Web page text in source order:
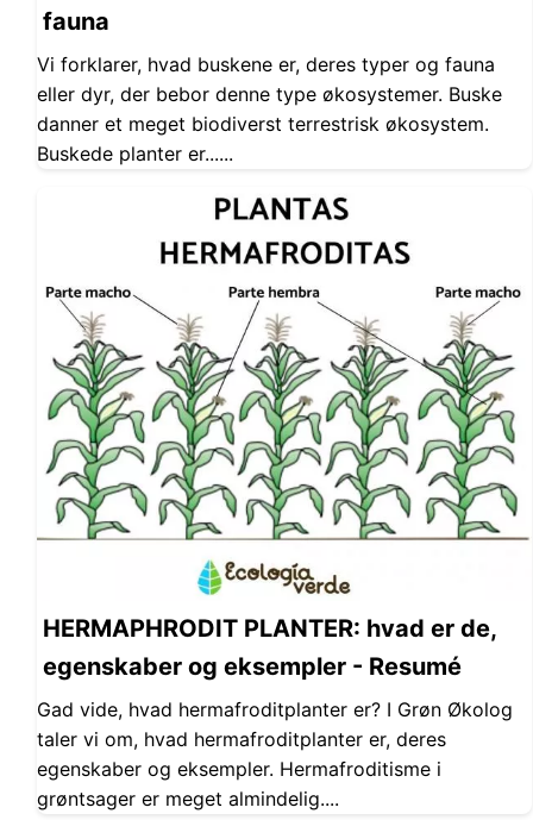
fauna
Vi forklarer, hvad buskene er, deres typer og fauna
eller dyr, der bebor denne type økosystemer. Buske
danner et meget biodiverst terrestrisk økosystem.
Buskede planter er......
HERMAPHRODIT PLANTER: hvad er de,
egenskaber og eksempler - Resumé
Gad vide, hvad hermafroditplanter er? I Grøn Økolog
taler vi om, hvad hermafroditplanter er, deres
egenskaber og eksempler. Hermafroditisme i
grøntsager er meget almindelig....